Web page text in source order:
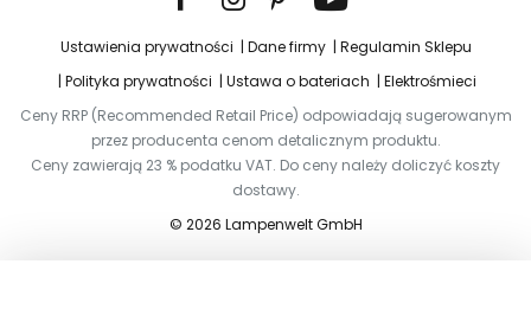
Ustawienia prywatności Dane firmy
Regulamin Sklepu
Polityka prywatności
Ustawa o bateriach
Elektrośmieci
Ceny RRP (Recommended Retail Price) odpowiadają sugerowanym
przez producenta cenom detalicznym produktu.
Ceny zawierają 23 % podatku VAT. Do ceny należy doliczyć koszty
dostawy.
© 2026 Lampenwelt GmbH